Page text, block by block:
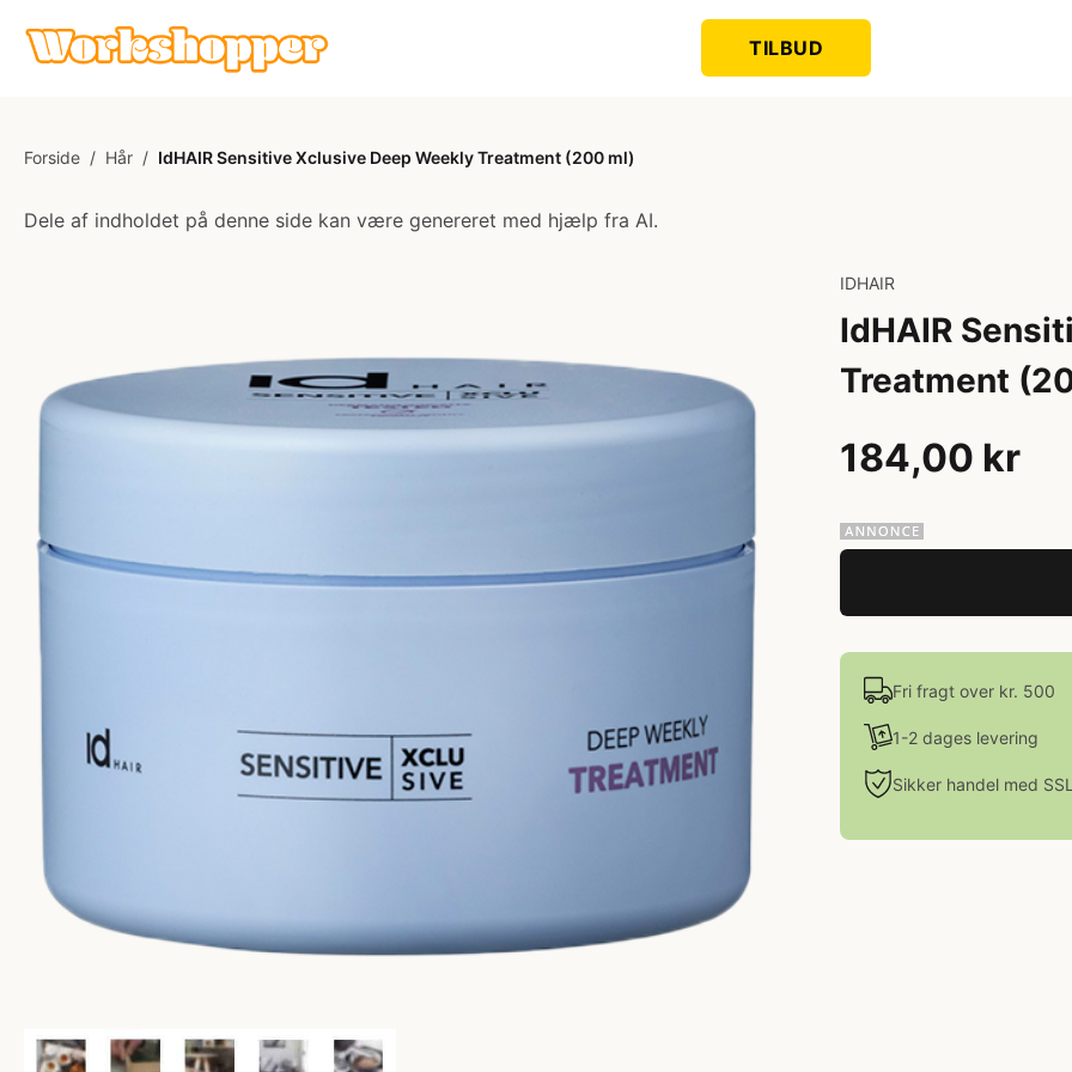
TILBUD
Forside / Hår / IdHAIR Sensitive Xclusive Deep Weekly Treatment (200 ml)
Dele af indholdet på denne side kan være genereret med hjælp fra AI.
IDHAIR
IdHAIR
Treatment
184,00 kr
Fri fragt over kr. 500
1-2 dages levering
Sikker handel med SSL